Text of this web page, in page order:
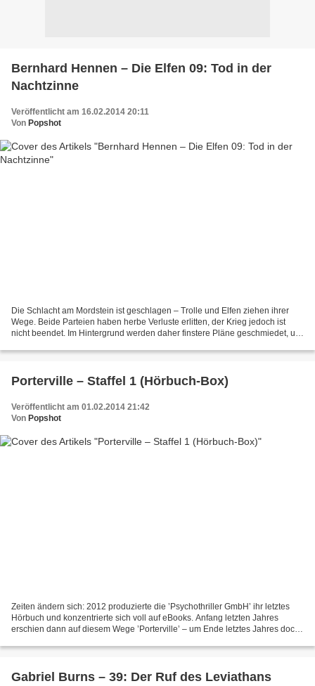
Bernhard Hennen – Die Elfen 09: Tod in der
Nachtzinne
Veröffentlicht am 16.02.2014 20:11
Von Popshot
Die Schlacht am Mordstein ist geschlagen – Trolle und Elfen ziehen ihrer
Wege. Beide Parteien haben herbe Verluste erlitten, der Krieg jedoch ist
nicht beendet. Im Hintergrund werden daher finstere Pläne geschmiedet, um
Porterville – Staffel 1 (Hörbuch-Box)
Veröffentlicht am 01.02.2014 21:42
Von Popshot
Zeiten ändern sich: 2012 produzierte die ’Psychothriller GmbH’ ihr letztes
Hörbuch und konzentrierte sich voll auf eBooks. Anfang letzten Jahres
erschien dann auf diesem Wege ’Porterville’ – um Ende letztes Jahres doch
Gabriel Burns – 39: Der Ruf des Leviathans